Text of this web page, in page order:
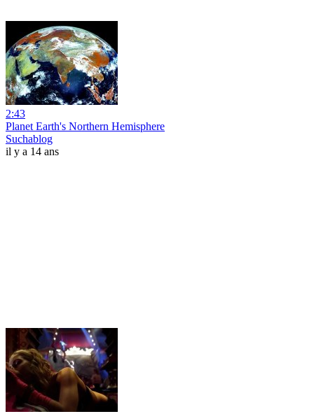
2:43
Planet Earth's Northern Hemisphere
Suchablog
il y a 14 ans